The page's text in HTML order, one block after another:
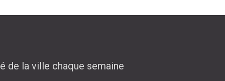
de la ville chaque semaine